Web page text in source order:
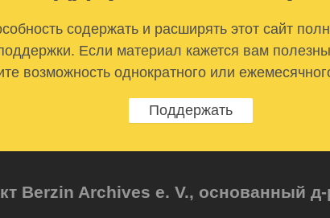
содержать и расширять этот сайт
Если материал кажется вам
возможность однократного или
Поддержать
Berzin Archives e. V., основанный